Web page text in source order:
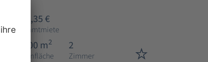
608,35 €
Gesamtmiete
51,00 m2
Wohnfläche
2
Zimmer